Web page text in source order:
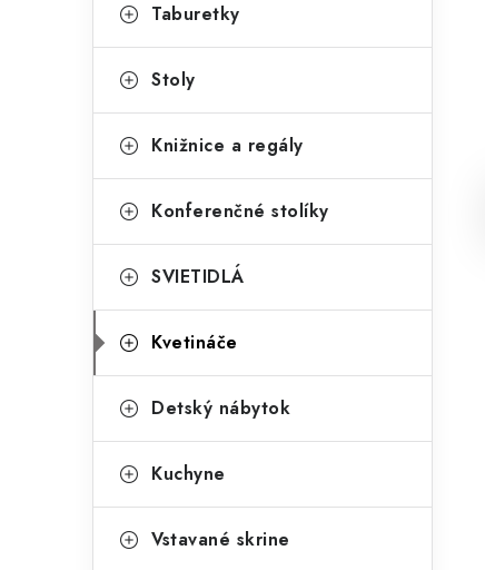
Taburetky
Stoly
Knižnice a regály
Konferenčné stolíky
SVIETIDLÁ
Kvetináče
Detský nábytok
Kuchyne
Vstavané skrine